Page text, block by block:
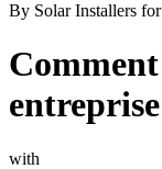
By Solar Installers
with